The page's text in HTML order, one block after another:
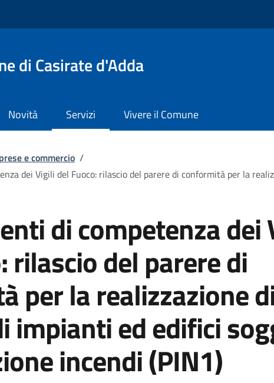
di Casirate d'Adda
Novità Servizi Vivere il Comune
pane
e commercio /
dei Vigili del Fuoco: rilascio del parere di conformità per la
di competenza dei
rilascio del parere di
per la realizzazione
impianti ed edifici
incendi (PIN1)